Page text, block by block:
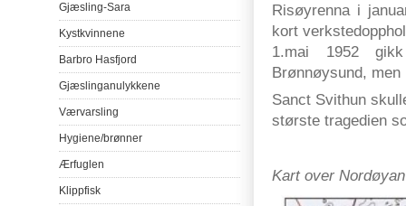
Gjæsling-Sara
Kystkvinnene
Barbro Hasfjord
Gjæslinganulykkene
Værvarsling
Hygiene/brønner
Ærfuglen
Klippfisk
Risøyrenna i
kort
1.mai 1952
Brønnøysund,
Sanct Svithun
største tragedien
Kart over